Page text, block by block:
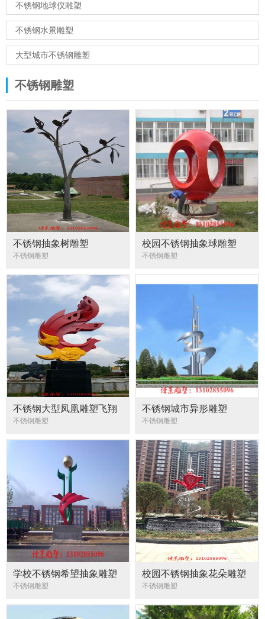
不锈钢地球仪雕塑
不锈钢水景雕塑
大型城市不锈钢雕塑
不锈钢雕塑
不锈钢抽象树雕塑
不锈钢雕塑
校园不锈钢抽象球雕塑
不锈钢雕塑
不锈钢大型凤凰雕塑飞翔
的凤凰雕塑
不锈钢雕塑
不锈钢城市异形雕塑
不锈钢雕塑
学校不锈钢希望抽象雕塑
不锈钢雕塑
校园不锈钢抽象花朵雕塑
不锈钢雕塑